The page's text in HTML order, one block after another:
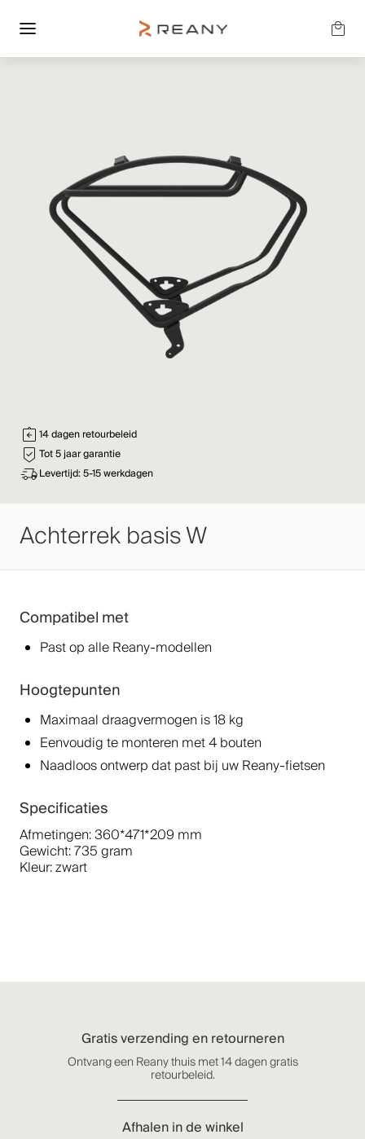
14 dagen retourbeleid
Tot 5 jaar garantie
Levertijd: 5-15 werkdagen
Achterrek basis W
Compatibel met
Past op alle Reany-modellen
Hoogtepunten
Maximaal draagvermogen is 18 kg
Eenvoudig te monteren met 4 bouten
Naadloos ontwerp dat past bij uw Reany-fietsen
Specificaties
Afmetingen: 360*471*209 mm
Gewicht: 735 gram
Kleur: zwart
Gratis verzending en retourneren
Ontvang een Reany thuis met 14 dagen gratis
retourbeleid.
Afhalen in de winkel